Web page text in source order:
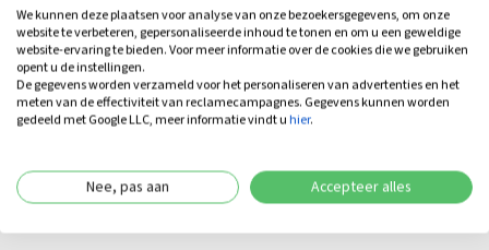
Eventuele bijbehorende producten vind u eenvoudigonderaan deze
pagina
Deze schroeven zijn onder andere geschikt voor het monteren van
Tuinhout Hardhout| Schuttingen Kastanje
We kunnen deze plaatsen voor analyse van onze bezoekersgegevens, om onze
website te verbeteren, gepersonaliseerde inhoud te tonen en om u een geweldige
website-ervaring te bieden. Voor meer informatie over de cookies die we gebruiken
opent u de instellingen.
De gegevens worden verzameld voor het personaliseren van advertenties en het
meten van de effectiviteit van reclamecampagnes. Gegevens kunnen worden
gedeeld met Google LLC, meer informatie vindt uhier.
Nee, pas aan Accepteer alles